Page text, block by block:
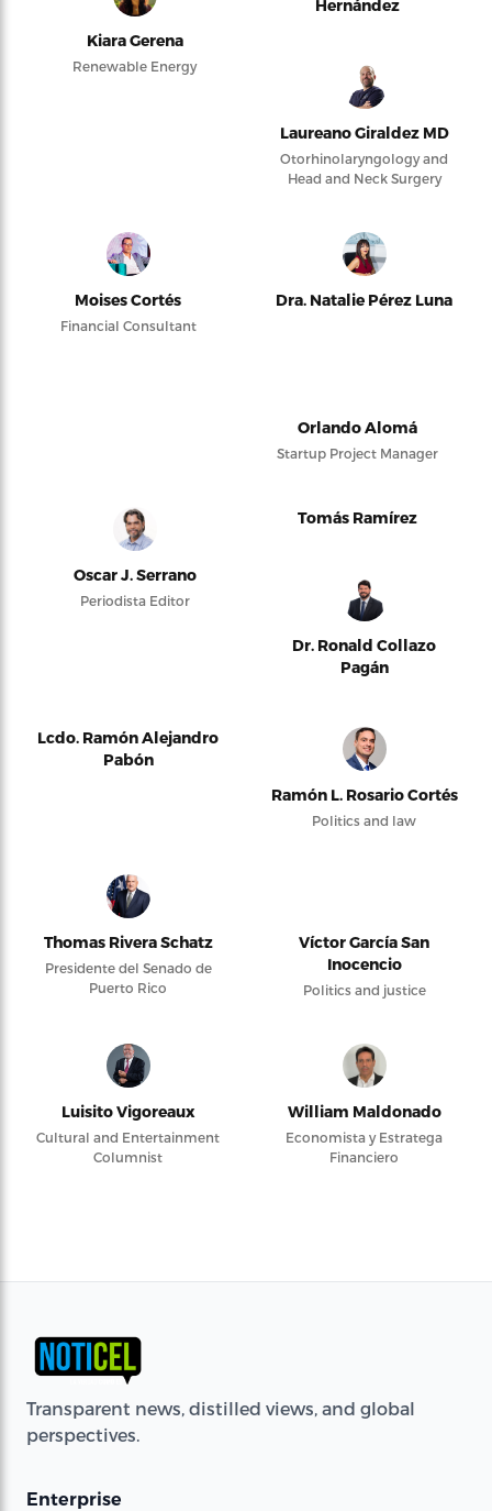
Kiara Gerena
Renewable Energy
Hernández
Laureano Giraldez MD
Otorhinolaryngology and
Head and Neck Surgery
Moises Cortés
Financial Consultant
Dra. Natalie Pérez Luna
Orlando Alomá
Startup Project Manager
Oscar J. Serrano
Periodista Editor
Tomás Ramírez
Dr. Ronald Collazo
Pagán
Lcdo. Ramón Alejandro
Pabón
Ramón L. Rosario Cortés
Politics and law
Thomas Rivera Schatz
Presidente del Senado de
Puerto Rico
Víctor García San
Inocencio
Politics and justice
Luisito Vigoreaux
Cultural and Entertainment
Columnist
William Maldonado
Economista y Estratega
Financiero
Transparent news, distilled views, and global
perspectives.
Enterprise